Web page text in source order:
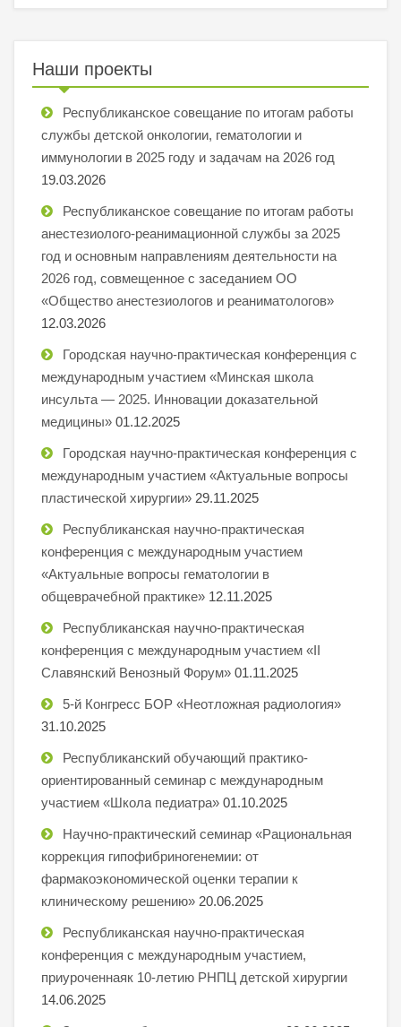
Наши проекты
Республиканское совещание по итогам работы
службы детской онкологии, гематологии и
иммунологии в 2025 году и задачам на 2026 год
19.03.2026
Республиканское совещание по итогам работы
анестезиолого-реанимационной службы за 2025
год и основным направлениям деятельности на
2026 год, совмещенное с заседанием ОО
«Общество анестезиологов и реаниматологов»
12.03.2026
Городская научно-практическая конференция с
международным участием «Минская школа
инсульта — 2025. Инновации доказательной
медицины» 01.12.2025
Городская научно-практическая конференция с
международным участием «Актуальные вопросы
пластической хирургии» 29.11.2025
Республиканская научно-практическая
конференция с международным участием
«Актуальные вопросы гематологии в
общеврачебной практике» 12.11.2025
Республиканская научно-практическая
конференция с международным участием «II
Славянский Венозный Форум» 01.11.2025
5-й Конгресс БОР «Неотложная радиология»
31.10.2025
Республиканский обучающий практико-
ориентированный семинар с международным
участием «Школа педиатра» 01.10.2025
Научно-практический семинар «Рациональная
коррекция гипофибриногенемии: от
фармакоэкономической оценки терапии к
клиническому решению» 20.06.2025
Республиканская научно-практическая
конференция с международным участием,
приуроченнаяк 10-летию РНПЦ детской хирургии
14.06.2025